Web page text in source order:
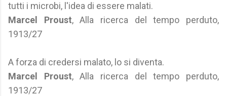
tutti i microbi, l'idea di essere malati.
Marcel Proust, Alla ricerca del tempo perduto,
1913/27
A forza di credersi malato, lo si diventa.
Marcel Proust, Alla ricerca del tempo perduto,
1913/27